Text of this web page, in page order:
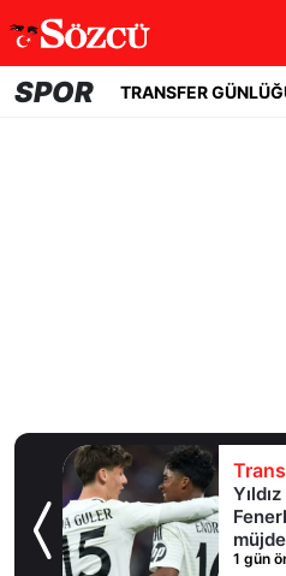
SPOR TRANSFER
1 gün